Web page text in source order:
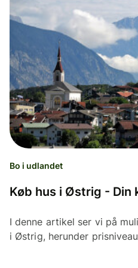
Bo i udlandet
Køb hus i Østrig - Din
I denne artikel ser vi på
i Østrig, herunder